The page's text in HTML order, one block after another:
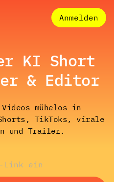
Anmelden
KI Short
& Editor
mühelos in
Shorts, TikToks, virale
und Trailer.